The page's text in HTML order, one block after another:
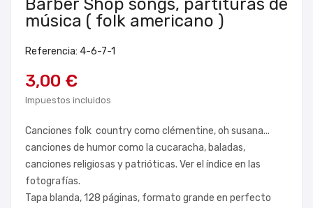
Barber Shop songs, partituras de
música ( folk americano )
Referencia: 4-6-7-1
3,00 €
Impuestos incluidos
Canciones folk country como clémentine, oh susana...
canciones de humor como la cucaracha, baladas,
canciones religiosas y patrióticas. Ver el índice en las
fotografías.
Tapa blanda, 128 páginas, formato grande en perfecto